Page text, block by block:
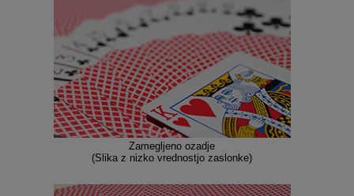
Zamegljeno ozadje
(Slika z nizko vrednostjo zaslonke)